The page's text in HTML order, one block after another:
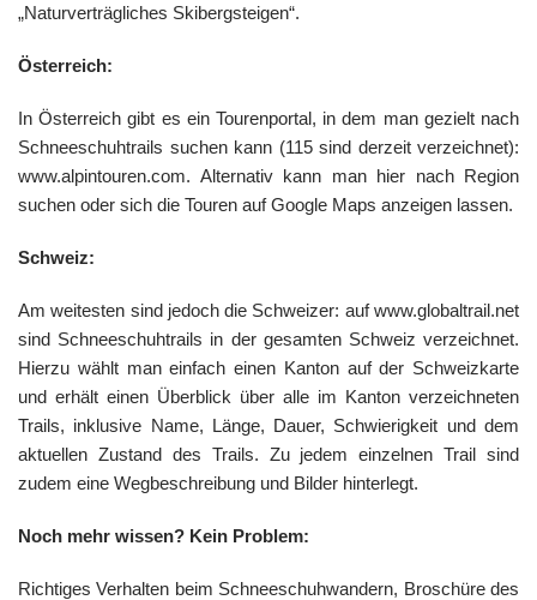
„Naturverträgliches Skibergsteigen“.
Österreich:
In Österreich gibt es ein Tourenportal, in dem man gezielt nach
Schneeschuhtrails suchen kann (115 sind derzeit verzeichnet):
www.alpintouren.com. Alternativ kann man hier nach Region
suchen oder sich die Touren auf Google Maps anzeigen lassen.
Schweiz:
Am weitesten sind jedoch die Schweizer: auf www.globaltrail.net
sind Schneeschuhtrails in der gesamten Schweiz verzeichnet.
Hierzu wählt man einfach einen Kanton auf der Schweizkarte
und erhält einen Überblick über alle im Kanton verzeichneten
Trails, inklusive Name, Länge, Dauer, Schwierigkeit und dem
aktuellen Zustand des Trails. Zu jedem einzelnen Trail sind
zudem eine Wegbeschreibung und Bilder hinterlegt.
Noch mehr wissen? Kein Problem:
Richtiges Verhalten beim Schneeschuhwandern, Broschüre des